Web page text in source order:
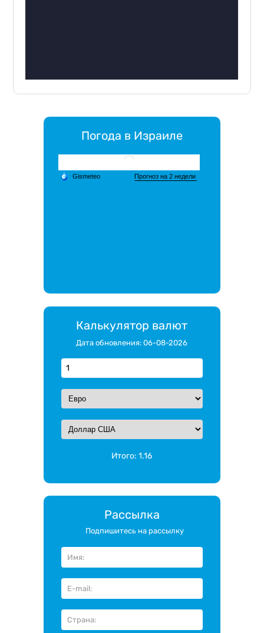
Погода в Израиле
Калькулятор валют
Дата обновления: 06-08-2026
Итого:1.16
Рассылка
Подпишитесь на рассылку